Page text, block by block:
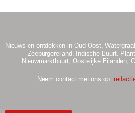
Nieuws en ontdekken in Oud Oost,
Zeeburgereiland, Indische Buurt,
Nieuwmarktbuurt, Oostelijke Eilanden,
Neem contact met ons op: